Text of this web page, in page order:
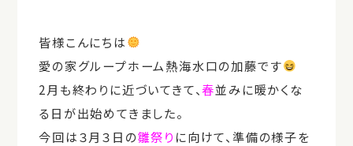
皆様こんにちは
愛の家グループホーム熱海水口の加藤です
2月も終わりに近づいてきて、春並みに暖かくな
る日が出始めてきました。
今回は３月３日の雛祭り に向けて、準備の様子を